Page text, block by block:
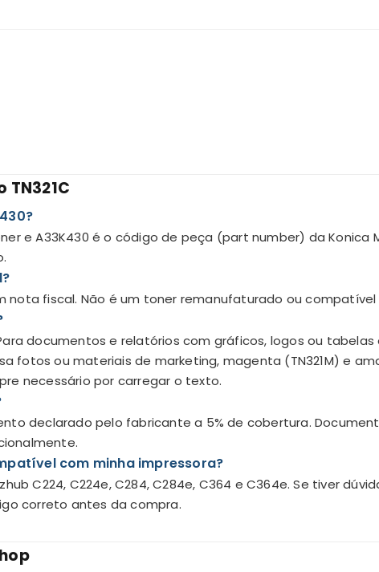
e A33K430 é o código de peça (part number) da
nota fiscal. Não é um toner remanufaturado ou
documentos e relatórios com gráficos, logos ou
fotos ou materiais de marketing, magenta (TN321M) e
necessário por carregar o texto.
declarado pelo fabricante a 5% de cobertura.
com minha impressora?
C224, C224e, C284, C284e, C364 e C364e. Se tiver
correto antes da compra.